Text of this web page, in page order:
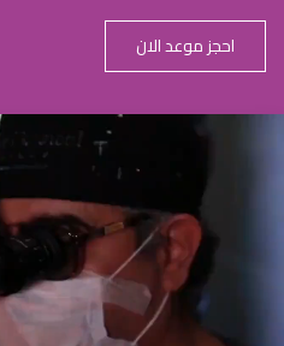
احجز موعد الان